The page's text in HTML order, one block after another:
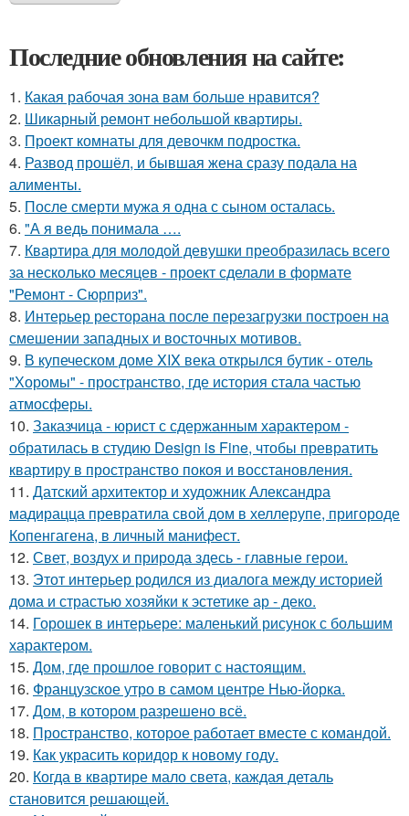
Последние обновления на сайте:
1. Какая рабочая зона вам больше нравится?
2. Шикарный ремонт небольшой квартиры.
3. Проект комнаты для девочкм подростка.
4. Развод прошёл, и бывшая жена сразу подала на
алименты.
5. После смерти мужа я одна с сыном осталась.
6. "А я ведь понимала ….
7. Квартира для молодой девушки преобразилась всего
за несколько месяцев - проект сделали в формате
"Ремонт - Сюрприз".
8. Интерьер ресторана после перезагрузки построен на
смешении западных и восточных мотивов.
9. В купеческом доме XIX века открылся бутик - отель
"Хоромы" - пространство, где история стала частью
атмосферы.
10. Заказчица - юрист с сдержанным характером -
обратилась в студию Design is Fine, чтобы превратить
квартиру в пространство покоя и восстановления.
11. Датский архитектор и художник Александра
мадирацца превратила свой дом в хеллерупе, пригороде
Копенгагена, в личный манифест.
12. Свет, воздух и природа здесь - главные герои.
13. Этот интерьер родился из диалога между историей
дома и страстью хозяйки к эстетике ар - деко.
14. Горошек в интерьере: маленький рисунок с большим
характером.
15. Дом, где прошлое говорит с настоящим.
16. Французское утро в самом центре Нью-йорка.
17. Дом, в котором разрешено всё.
18. Пространство, которое работает вместе с командой.
19. Как украсить коридор к новому году.
20. Когда в квартире мало света, каждая деталь
становится решающей.